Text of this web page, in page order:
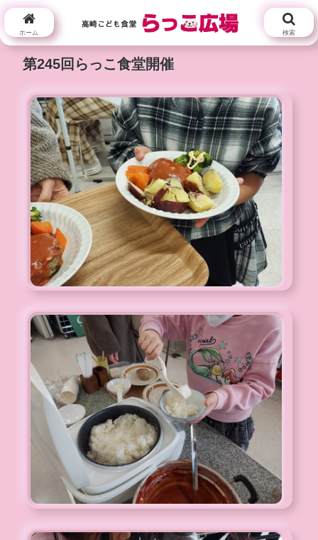
第245回らっこ食堂開催
ホーム 検索